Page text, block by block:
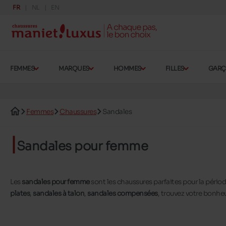
FR NL EN
FEMMES MARQUES HOMMES FILLES
Femmes Chaussures Sandales
Sandales pour femme
Les sandales pour femmesont les chaussures parfaites pour la
plates, sandales à talon, sandales compensées, trouvez votre